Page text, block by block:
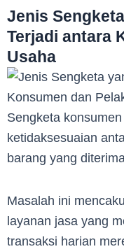
Jenis
Terjadi antara
Usaha
Sengketa
ketidaksesuaian
barang yang
Masalah ini
layanan jasa yang
transaksi harian